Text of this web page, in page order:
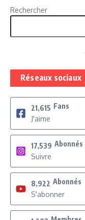
Rechercher
Réseaux sociaux
21,615 Fans
J'aime
17,539 Abonnés
Suivre
8,922 Abonnés
S'abonner